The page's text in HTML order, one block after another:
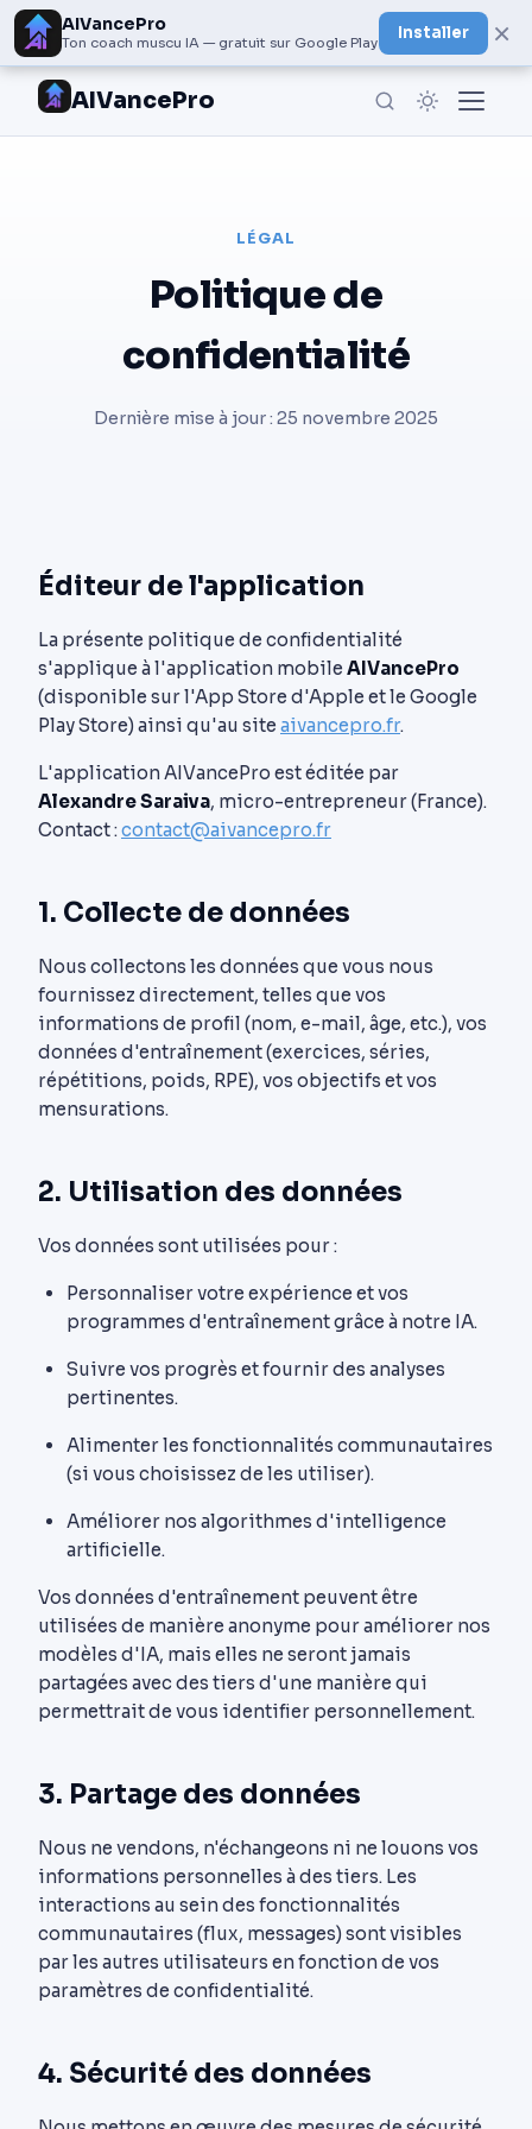
AIVancePro
Ton coach muscu IA — gratuit sur Google Play
Installer ×
AIVancePro
LÉGAL
Politique de
confidentialité
Dernière mise à jour : 25 novembre 2025
Éditeur de l'application
La présente politique de confidentialité
s'applique à l'application mobile AIVancePro
(disponible sur l'App Store d'Apple et le Google
Play Store) ainsi qu'au site aivancepro.fr.
L'application AIVancePro est éditée par
Alexandre Saraiva, micro-entrepreneur (France).
Contact :contact@aivancepro.fr
1. Collecte de données
Nous collectons les données que vous nous
fournissez directement, telles que vos
informations de profil (nom, e-mail, âge, etc.), vos
données d'entraînement (exercices, séries,
répétitions, poids, RPE), vos objectifs et vos
mensurations.
2. Utilisation des données
Vos données sont utilisées pour :
Personnaliser votre expérience et vos
programmes d'entraînement grâce à notre IA.
Suivre vos progrès et fournir des analyses
pertinentes.
Alimenter les fonctionnalités communautaires
(si vous choisissez de les utiliser).
Améliorer nos algorithmes d'intelligence
artificielle.
Vos données d'entraînement peuvent être
utilisées de manière anonyme pour améliorer nos
modèles d'IA, mais elles ne seront jamais
partagées avec des tiers d'une manière qui
permettrait de vous identifier personnellement.
3. Partage des données
Nous ne vendons, n'échangeons ni ne louons vos
informations personnelles à des tiers. Les
interactions au sein des fonctionnalités
communautaires (flux, messages) sont visibles
par les autres utilisateurs en fonction de vos
paramètres de confidentialité.
4. Sécurité des données